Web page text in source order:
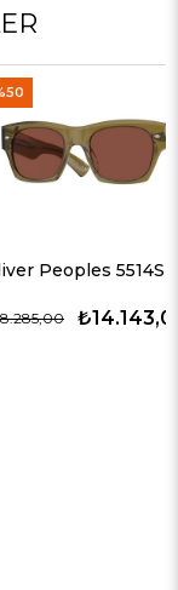
Oliver Peoples 5514SU 1678C5 51 G Unisex Güneş Gözlükleri
₺14.143,00